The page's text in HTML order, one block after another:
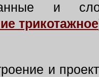
и
трикотажное
и